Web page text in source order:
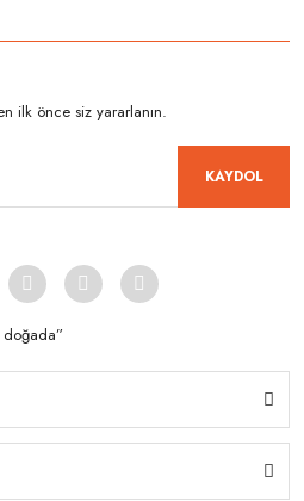
ilk önce siz yararlanın.
KAYDOL
doğada”